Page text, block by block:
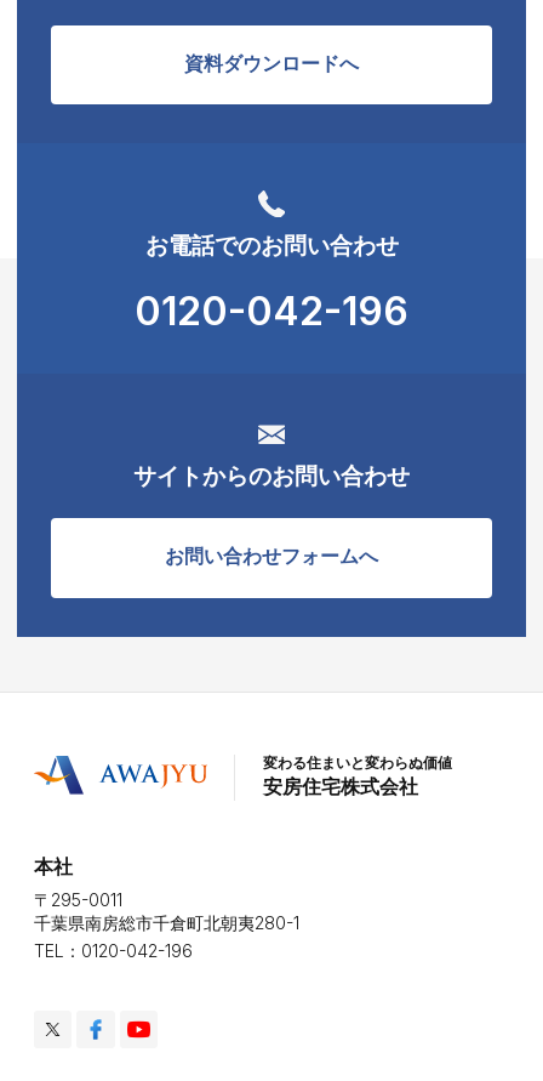
資料ダウンロードへ
お電話でのお問い合わせ
0120-042-196
サイトからのお問い合わせ
お問い合わせフォームへ
変わる住まいと変わらぬ価値
安房住宅株式会社
本社
〒295-0011
千葉県南房総市千倉町北朝夷280-1
TEL：0120-042-196